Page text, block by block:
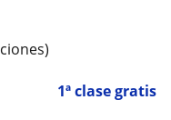
1ª clase gratis